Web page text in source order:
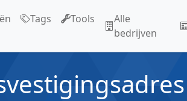
Tags Tools
Alle
bedrijven